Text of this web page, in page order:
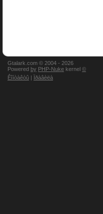
Gtalark.com © 2004 - 2026
Powered by PHP-Nuke kernel ©
Êîíòàêòû | Ïðàâèëà